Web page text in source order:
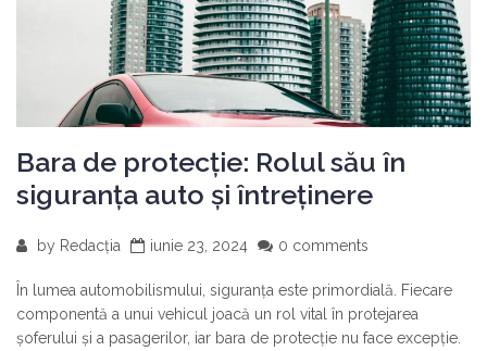
Bara de protecție: Rolul său în
siguranța auto și întreținere
by Redacția iunie 23, 2024 0 comments
În lumea automobilismului, siguranța este primordială. Fiecare
componentă a unui vehicul joacă un rol vital în protejarea
șoferului și a pasagerilor, iar bara de protecție nu face excepție.